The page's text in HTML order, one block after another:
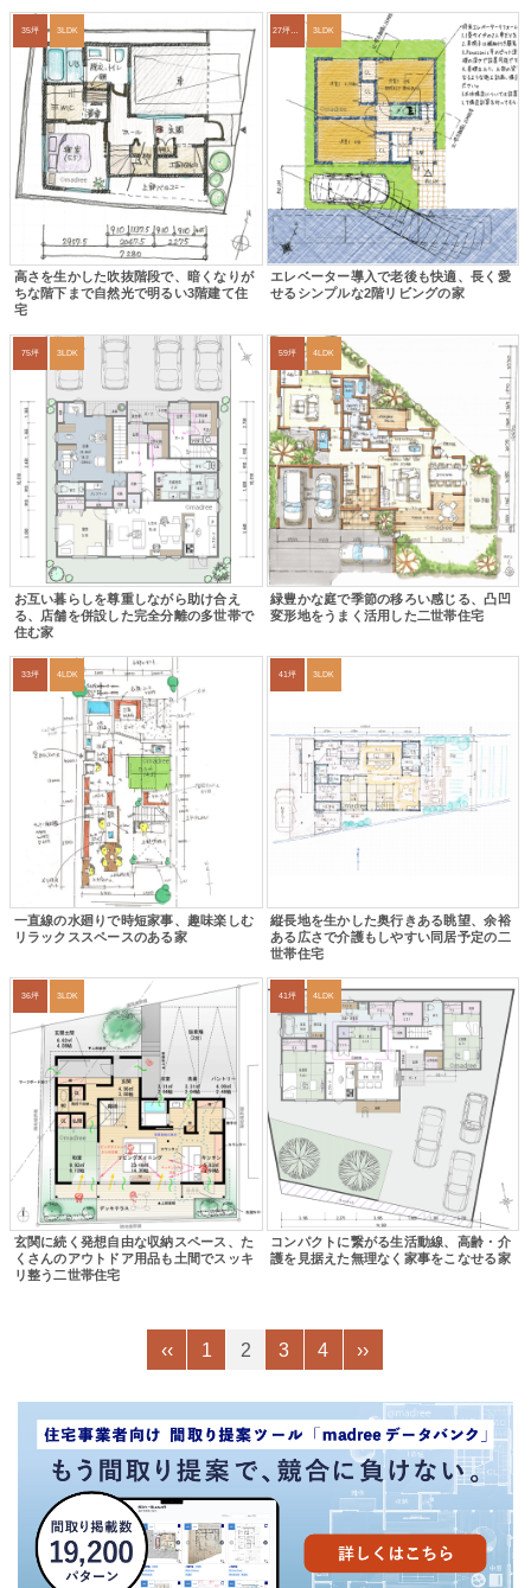
35坪 3LDK
高さを生かした吹抜階段で、暗くなりが
ちな階下まで自然光で明るい3階建て住
宅
27坪〜30坪 3LDK
エレベーター導入で老後も快適、長く愛
せるシンプルな2階リビングの家
75坪 3LDK
お互い暮らしを尊重しながら助け合え
る、店舗を併設した完全分離の多世帯で
住む家
59坪 4LDK
緑豊かな庭で季節の移ろい感じる、凸凹
変形地をうまく活用した二世帯住宅
33坪 4LDK
一直線の水廻りで時短家事、趣味楽しむ
リラックススペースのある家
41坪 3LDK
縦長地を生かした奥行きある眺望、余裕
ある広さで介護もしやすい同居予定の二
世帯住宅
36坪 3LDK
玄関に続く発想自由な収納スペース、た
くさんのアウトドア用品も土間でスッキ
リ整う二世帯住宅
41坪 4LDK
コンパクトに繋がる生活動線、高齢・介
護を見据えた無理なく家事をこなせる家
‹‹ 1 2 3 4 ››